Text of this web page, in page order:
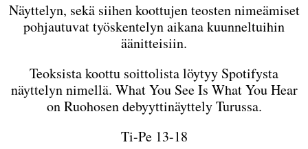
Näyttelyn, sekä siihen koottujen teosten nimeämiset
pohjautuvat työskentelyn aikana kuunneltuihin
äänitteisiin.
Teoksista koottu soittolista löytyy Spotifysta
näyttelyn nimellä. What You See Is What You Hear
on Ruohosen debyyttinäyttely Turussa.
Ti-Pe 13-18